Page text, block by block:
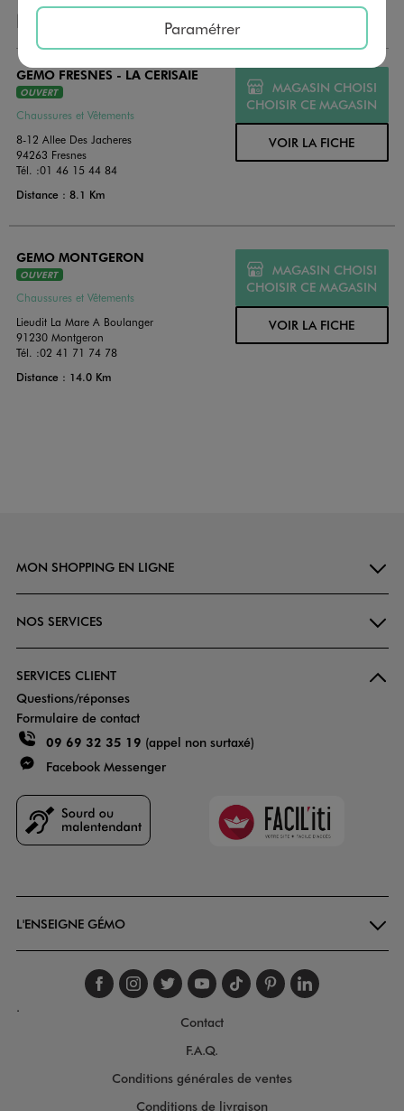
NOS AUTRES MAGASINS
GEMO FRESNES - LA CERISAIE
OUVERT
Chaussures et Vêtements
8-12 Allee Des Jacheres
94263 Fresnes
Tél. :01 46 15 44 84
Distance : 8.1 Km
MAGASIN CHOISI
CHOISIR CE MAGASIN
VOIR LA FICHE
GEMO MONTGERON
OUVERT
Chaussures et Vêtements
Lieudit La Mare A Boulanger
91230 Montgeron
Tél. :02 41 71 74 78
Distance : 14.0 Km
MAGASIN CHOISI
CHOISIR CE MAGASIN
VOIR LA FICHE
MON SHOPPING EN LIGNE
NOS SERVICES
SERVICES CLIENT
Questions/réponses
Formulaire de contact
09 69 32 35 19 (appel non surtaxé)
Facebook Messenger
Faciliti
L'ENSEIGNE GÉMO
Suivez-nous sur
Suivez-nous sur
Suivez-nous sur
Suivez-nous
Suivez-nous
Suivez-
.
Contact
F.A.Q.
Conditions générales de ventes
Conditions de livraison
Paramétrer